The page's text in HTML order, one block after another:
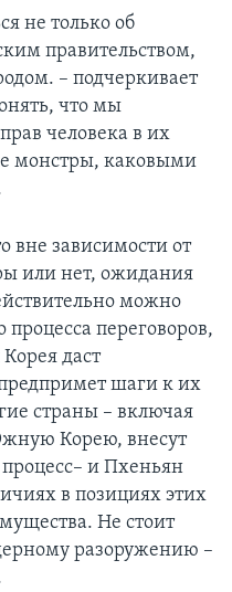
не только об
правительством,
– подчеркивает
что мы
человека в их
монстры, каковыми
вне зависимости от
или нет, ожидания
можно
процесса переговоров,
даст
шаги к их
страны – включая
Корею, внесут
и Пхеньян
в позициях этих
Не стоит
разоружению –